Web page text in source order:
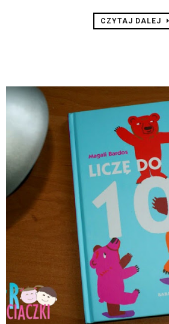
CZYTAJ DALEJ